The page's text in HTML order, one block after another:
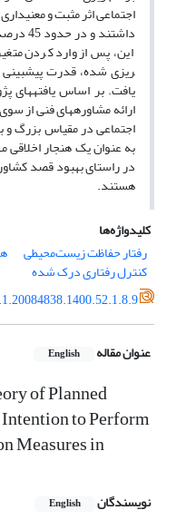
اجتماعی اثر مثبت و
ریزی شده، قدرت
یافت. بر اساس یافته­های
ارائه مشاوره­های فنی از
اجتماعی در مقیاس بزرگ
به عنوان یک هنجار اخلاقی
در راستای بهبود قصد
هستند.
کلیدواژه‌ها
رفتار حفاظت زیست‌محیطی
کنترل رفتاری درک شده
عنوان مقاله English
of Planned
to Perform
Measures in
نویسندگان English